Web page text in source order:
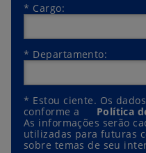
* Cargo:
* Departamento:
* Estou ciente. Os
conforme a
Política
As informações serão
utilizadas para futuras
sobre temas de seu